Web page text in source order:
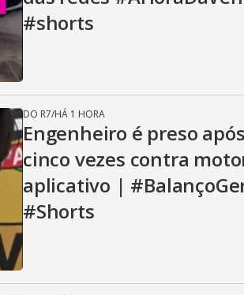
#shorts
DO R7/HÁ 1 HORA
Engenheiro é preso
cinco vezes contra
aplicativo |
#Shorts